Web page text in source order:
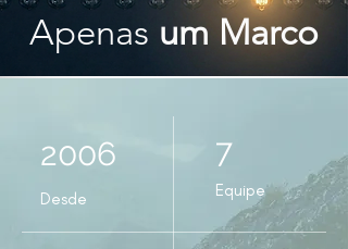
Apenas um Marco
2006
Desde
7
Equipe